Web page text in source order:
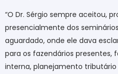
“O Dr. Sérgio sempre aceitou,
presencialmente dos
aguardado, onde ele dava
para os fazendários presentes,
interna, planejamento